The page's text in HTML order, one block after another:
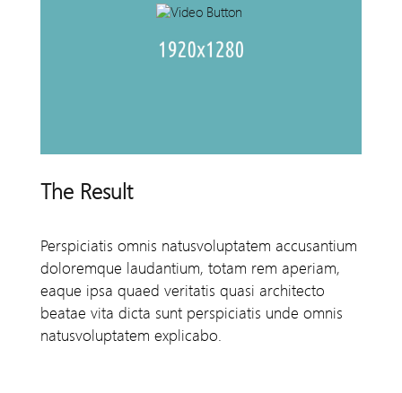
The Result
Perspiciatis omnis natusvoluptatem accusantium
doloremque laudantium, totam rem aperiam,
eaque ipsa quaed veritatis quasi architecto
beatae vita dicta sunt perspiciatis unde omnis
natusvoluptatem explicabo.